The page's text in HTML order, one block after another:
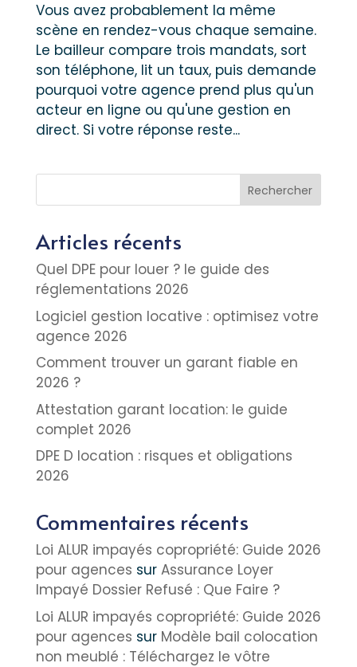
Vous avez probablement la même
scène en rendez-vous chaque semaine.
Le bailleur compare trois mandats, sort
son téléphone, lit un taux, puis demande
pourquoi votre agence prend plus qu'un
acteur en ligne ou qu'une gestion en
direct. Si votre réponse reste...
Rechercher
Articles récents
Quel DPE pour louer ? le guide des
réglementations 2026
Logiciel gestion locative : optimisez votre
agence 2026
Comment trouver un garant fiable en
2026 ?
Attestation garant location: le guide
complet 2026
DPE D location : risques et obligations
2026
Commentaires récents
Loi ALUR impayés copropriété: Guide 2026
pour agences sur Assurance Loyer
Impayé Dossier Refusé : Que Faire ?
Loi ALUR impayés copropriété: Guide 2026
pour agences sur Modèle bail colocation
non meublé : Téléchargez le vôtre